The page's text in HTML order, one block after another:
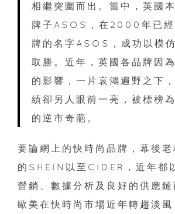
相繼突圍而出。當中，英國
牌子ASOS，在2000年已經
牌的名字ASOS，成功以模
取勝。近年，英國各品牌因
的影響，一片哀鴻遍野之下
績卻另人眼前一亮，被標榜
的逆市奇葩。
要論網上的快時尚品牌，幕後老
的SHEIN以至CIDER，近年都
營銷、數據分析及良好的供應鏈
歐美在快時尚市場近年轉趨淡風